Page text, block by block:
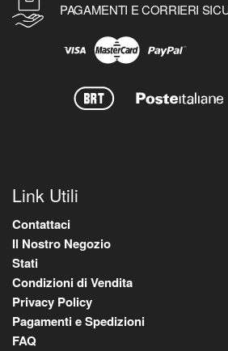
PAGAMENTI E CORRIERI
Link Utili
Contattaci
Il Nostro Negozio
Stati
Condizioni di Vendita
Privacy Policy
Pagamenti e Spedizioni
FAQ